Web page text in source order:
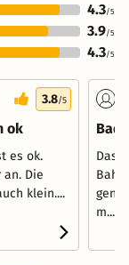
4.3/5
3.9/5
4.3/5
3.8/5
ok
es ok.
Die
klein....
Bad
Das
m...